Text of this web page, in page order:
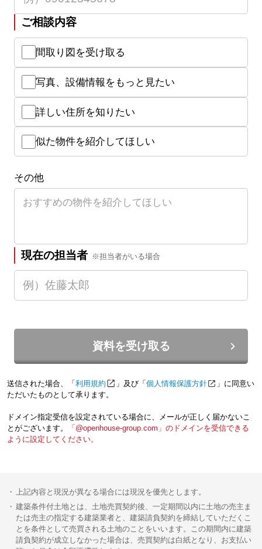
ご相談内容
間取り図を受け取る
写真、設備情報をもっと見たい
詳しい住所を知りたい
似た物件を紹介してほしい
その他
現在の担当者 ※担当者がいる場合
資料を受け取る
送信された場合、「 利用規約 」及び「 個人情報保護方針
」に同意い
ただいたものとして承ります。
ドメイン指定受信を設定されている場合に、メールが正しく届かないこ
とがございます。
「@openhouse-group.com」のドメインを受信できる
ように設定してください。
上記内容と現況が異なる場合には現況を優先とします。
建築条件付土地とは、土地売買契約後、一定期間以内に土地の売主ま
たは売主の指定する建築業者と、建築請負契約を締結していただくこ
とを条件として売買される土地のことをいいます。この期間内に建築
請負契約が成立しなかった場合は、売買契約は白紙となり、お支払い